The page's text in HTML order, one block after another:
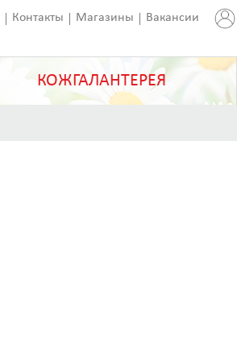
Контакты Магазины Вакансии
КОЖГАЛАНТЕРЕЯ